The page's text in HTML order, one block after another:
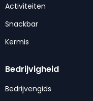
Activiteiten
Snackbar
Kermis
Bedrijvigheid
Bedrijvengids